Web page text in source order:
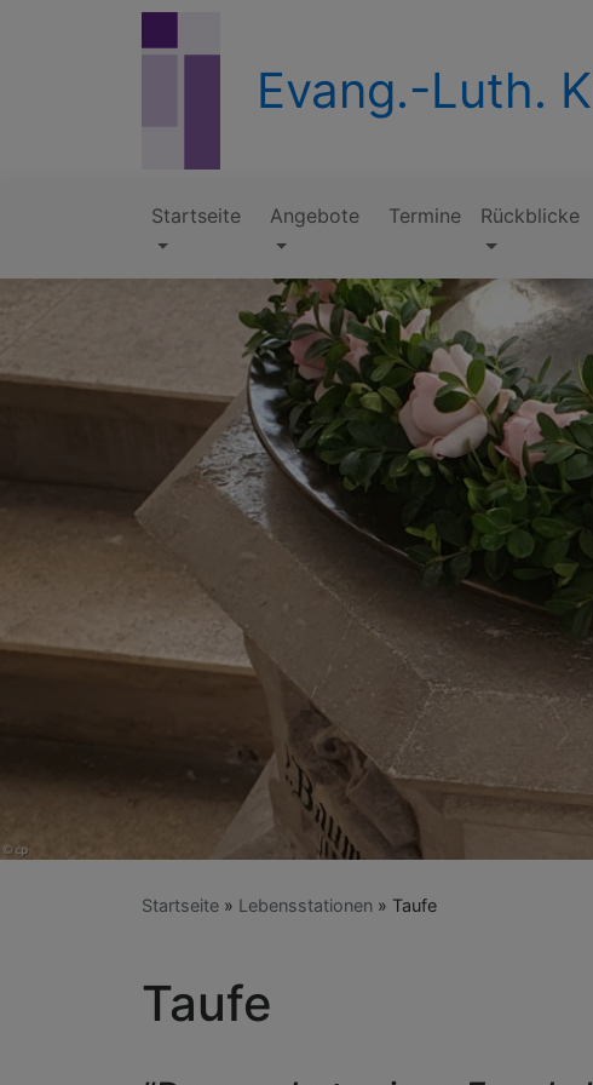
Evang.-Luth.
Hauptnavigation
Startseite Angebote Termine Rückblicke
Startseite Lebensstationen Taufe
Taufe